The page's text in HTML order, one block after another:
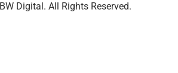
Digital. All Rights Reserved.